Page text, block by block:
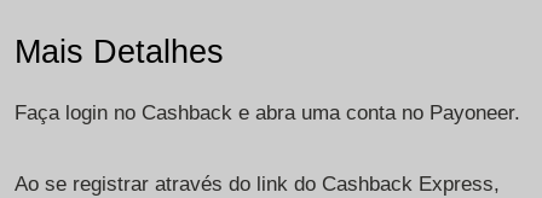
Mais Detalhes
Faça login no Cashback e abra uma conta no Payoneer.
Ao se registrar através do link do Cashback Express,